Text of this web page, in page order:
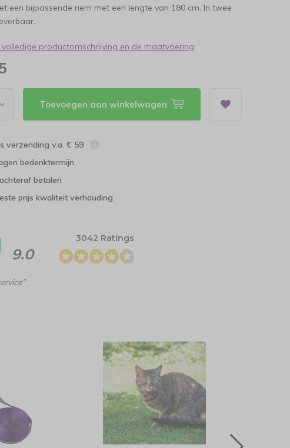
een bijpassende riem met een lengte van 180 cm. In twee
volledige productomschrijving en de maatvoering
Toevoegen aan winkelwagen
verzending v.a. € 59
bedenktermijn
betalen
prijs kwaliteit verhouding
9.0
3042 Ratings